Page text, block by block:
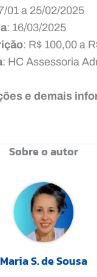
01 a 25/02/2025
: 16/03/2025
: R$ 100,00 a
: HC Assessoria
e demais
Sobre o autor
Maria S. de Sousa